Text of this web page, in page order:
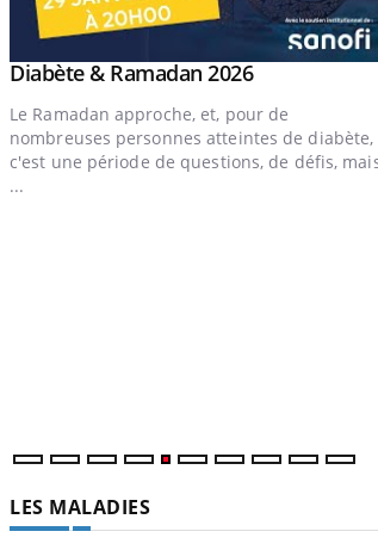
Youtube
Diabète & Ramadan 2026Youtube
Le Ramadan approche, et, pour de
nombreuses personnes atteintes de diabète,
c'est une période de questions, de défis,
...
LES MALADIES